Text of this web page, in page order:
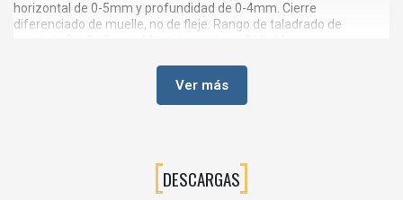
horizontal de 0-5mm y profundidad de 0-4mm. Cierre
diferenciado de muelle, no de fleje. Rango de taladrado de
Fabricada en acero niquelado, garantiza una buena resistencia al
uso diario y un acabado uniforme que combina con todo tipo de
herrajes. Es una solución muy práctica para montajes nuevos o
Bisagra Ø26 compacta: ideal para puertas estrechas o
Ver más
DESCARGAS